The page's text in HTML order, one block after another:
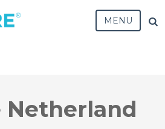
MENU
Netherland